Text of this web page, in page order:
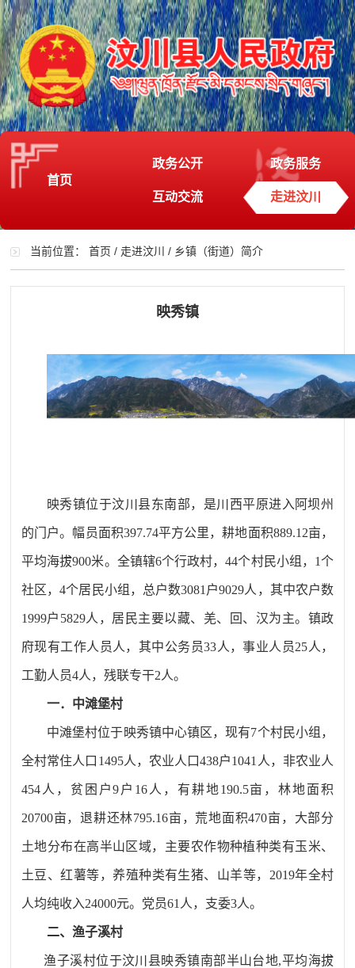
首页
政务公开 政务服务
互动交流 走进汶川
当前位置：首页 /走进汶川 / 乡镇（街道）简介
映秀镇
映秀镇位于汶川县东南部，是川西平原进入阿坝州
的门户。幅员面积397.74平方公里，耕地面积889.12亩，
平均海拔900米。全镇辖6个行政村，44个村民小组， 1个
社区，4个居民小组，总户数3081 户9029人，其中农户数
1999户 5829人，居民主要以藏、羌、回、汉为主。镇政
府现有工作人员人，其中公务员33人，事业人员25人，
工勤人员4人，残联专干2人。
一． 中滩堡村
中滩堡村位于映秀镇中心镇区，现有7个村民小组，
全村常住人口 1495人，农业人口438户1041 人，非农业人
454 人，贫困户9 户 16 人，有耕地190.5亩，林地面积
20700亩，退耕还林795.16亩，荒地面积470亩，大部分
土地分布在高半山区域，主要农作物种植种类有玉米、
土豆、红薯等，养殖种类有生猪、山羊等， 2019年全村
人均纯收入24000元。党员61 人，支委3人。
二、渔子溪村
渔子溪村位于汶川县映秀镇南部半山台地,平均海拔